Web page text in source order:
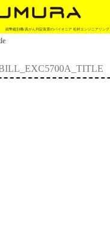
紙幣鑑別機/真がん判定装置のパイオニア 松村エンジニアリング